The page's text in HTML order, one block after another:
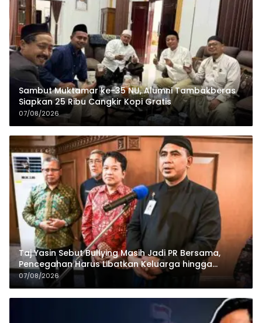
Sambut Muktamar ke-35 NU, Alumni Tambakberas
Siapkan 25 Ribu Cangkir Kopi Gratis
07/08/2026
Taj Yasin Sebut Bullying Masih Jadi PR Bersama,
Pencegahan Harus Libatkan Keluarga hingga
Pesantren
07/08/2026